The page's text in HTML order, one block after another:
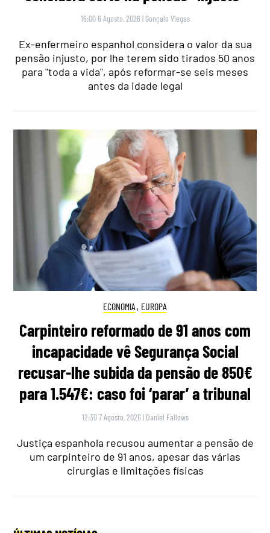
16:00 6 Agosto, 2026 | Gonçalo Viegas
Ex-enfermeiro espanhol considera o valor da sua
pensão injusto, por lhe terem sido tirados 50 anos
para "toda a vida", após reformar-se seis meses
antes da idade legal
ECONOMIA , EUROPA
Carpinteiro reformado de 91 anos com
incapacidade vê Segurança Social
recusar-lhe subida da pensão de 850€
para 1.547€: caso foi ‘parar’ a tribunal
12:30 7 Agosto, 2026 | Daniel Fallows
Justiça espanhola recusou aumentar a pensão de
um carpinteiro de 91 anos, apesar das várias
cirurgias e limitações físicas